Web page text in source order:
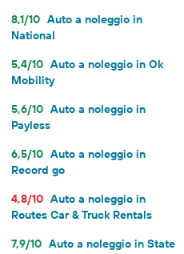
8,1/10 Auto a noleggio in
National
5,4/10 Auto a noleggio in Ok
Mobility
5,6/10 Auto a noleggio in
Payless
6,5/10 Auto a noleggio in
Record go
4,8/10 Auto a noleggio in
Routes Car & Truck Rentals
7,9/10 Auto a noleggio in State